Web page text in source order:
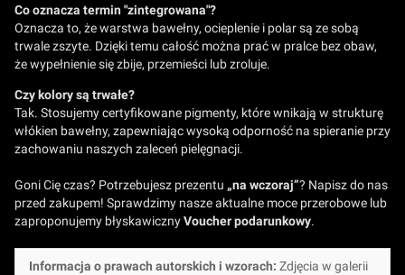
Co oznacza termin "zintegrowana"?
Oznacza to, że warstwa bawełny, ocieplenie i polar są ze sobą
trwale zszyte. Dzięki temu całość można prać w pralce bez obaw,
że wypełnienie się zbije, przemieści lub zroluje.
Czy kolory są trwałe?
Tak. Stosujemy certyfikowane pigmenty, które wnikają w strukturę
włókien bawełny, zapewniając wysoką odporność na spieranie przy
zachowaniu naszych zaleceń pielęgnacji.
Goni Cię czas? Potrzebujesz prezentu „na wczoraj”? Napisz do nas
przed zakupem! Sprawdzimy nasze aktualne moce przerobowe lub
zaproponujemy błyskawicznyVoucher podarunkowy.
Informacja o prawach autorskich i wzorach: Zdjęcia w galerii